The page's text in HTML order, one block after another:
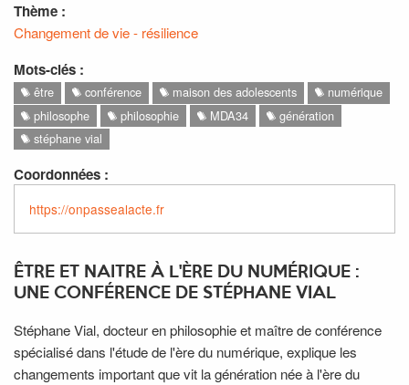
Thème :
Changement de vie - résilience
Mots-clés :
être conférence maison des adolescents
numérique
philosophe
philosophie MDA34
génération
stéphane vial
Coordonnées :
https://onpassealacte.fr
ÊTRE ET NAITRE À L'ÈRE DU NUMÉRIQUE :
UNE CONFÉRENCE DE STÉPHANE VIAL
Stéphane Vial, docteur en philosophie et maître de conférence
spécialisé dans l'étude de l'ère du numérique, explique les
changements important que vit la génération née à l'ère du